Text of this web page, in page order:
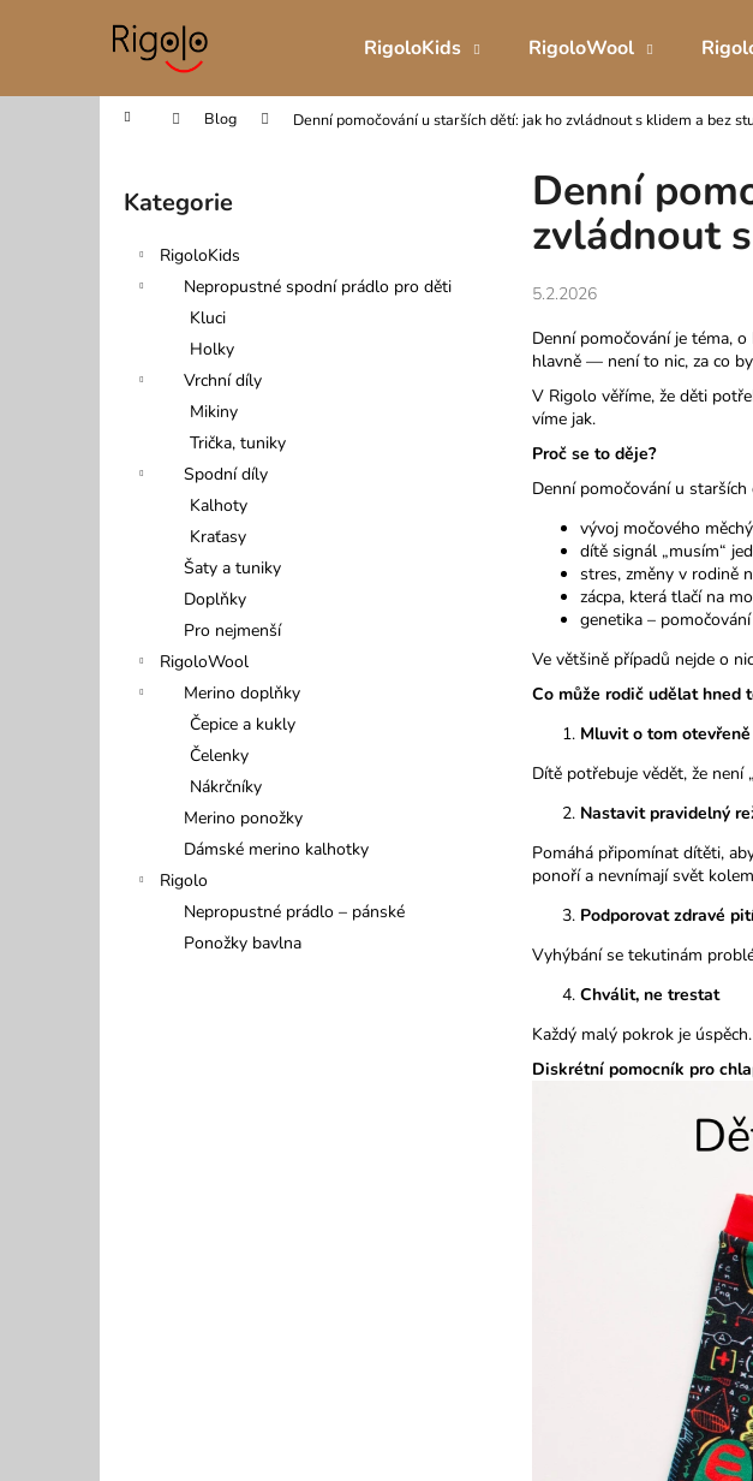
RigoloKids RigoloWool
Domů Blog Denní pomočování u starších dětí: jak ho zvládnout s klidem a bez
Přeskočit
kategorie
Kategorie
RigoloKids
Nepropustné spodní prádlo pro děti
Kluci
Holky
Vrchní díly
Mikiny
Trička, tuniky
Spodní díly
Kalhoty
Kraťasy
Šaty a tuniky
Doplňky
Pro nejmenší
RigoloWool
Merino doplňky
Čepice a kukly
Čelenky
Nákrčníky
Merino ponožky
Dámské merino kalhotky
Rigolo
Nepropustné prádlo – pánské
Ponožky bavlna
Denní
zvládnout
5.2.2026
Denní pomočování je téma,
hlavně — není to nic, za co
V Rigolo věříme, že děti
víme jak.
Proč se to děje?
Denní pomočování u
vývoj močového
dítě signál „musím“
stres, změny v rodině
zácpa, která tlačí na
genetika –
Ve většině případů nejde o
Co může rodič udělat hned
Mluvit o tom
Dítě potřebuje vědět, že není
Nastavit pravidelný
Pomáhá připomínat dítěti,
ponoří a nevnímají svět
Podporovat zdravé
Vyhýbání se tekutinám
Chválit, ne trestat
Každý malý pokrok je
Diskrétní pomocník pro
í
Zpět
do
Zpět
do
Co
DĚTSKÉ INKONTINENČNÍ BOXERKY
499 Kč
DÍVČÍ INKONTINENČNÍ
MÁJA II
399 Kč